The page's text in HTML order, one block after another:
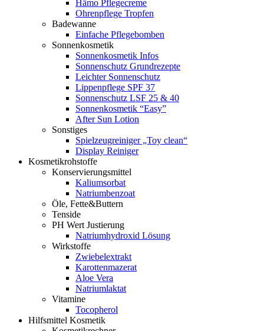
Hämo Pflegecreme
Ohrenpflege Tropfen
Badewanne
Einfache Pflegebomben
Sonnenkosmetik
Sonnenkosmetik Infos
Sonnenschutz Grundrezepte
Leichter Sonnenschutz
Lippenpflege SPF 37
Sonnenschutz LSF 25 & 40
Sonnenkosmetik “Easy”
After Sun Lotion
Sonstiges
Spielzeugreiniger „Toy clean“
Display Reiniger
Kosmetikrohstoffe
Konservierungsmittel
Kaliumsorbat
Natriumbenzoat
Öle, Fette&Buttern
Tenside
PH Wert Justierung
Natriumhydroxid Lösung
Wirkstoffe
Zwiebelextrakt
Karottenmazerat
Aloe Vera
Natriumlaktat
Vitamine
Tocopherol
Hilfsmittel Kosmetik